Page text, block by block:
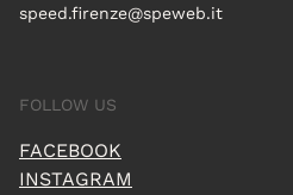
speed.firenze@speweb.it
FOLLOW US
FACEBOOK
INSTAGRAM